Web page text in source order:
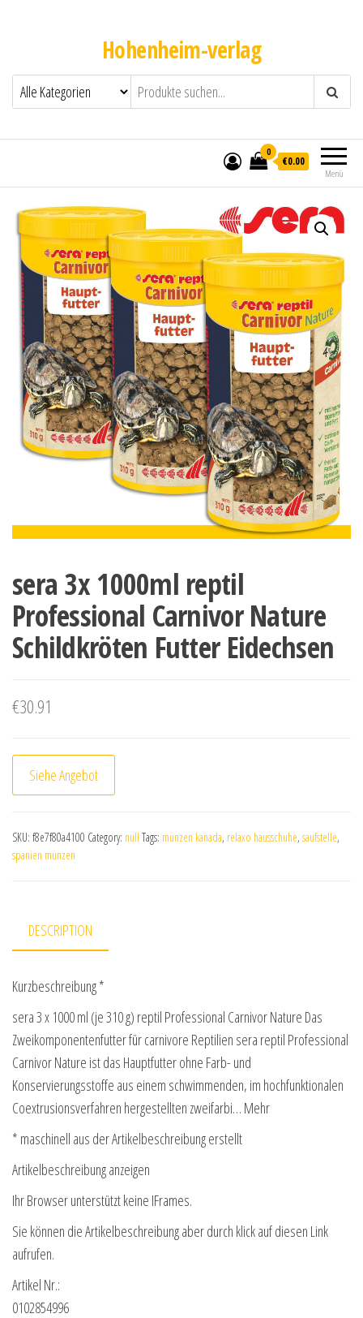
Hohenheim-verlag
Menü
0
€0.00
sera 3x 1000ml reptil
Professional Carnivor Nature
Schildkröten Futter Eidechsen
€30.91
Siehe Angebot
SKU: f8e7f80a4100 Category: null Tags: münzen kanada, relaxo hausschuhe, saufstelle,
spanien münzen
DESCRIPTION
Kurzbeschreibung *
sera 3 x 1000 ml (je 310 g) reptil Professional Carnivor Nature Das
Zweikomponentenfutter für carnivore Reptilien sera reptil Professional
Carnivor Nature ist das Hauptfutter ohne Farb- und
Konservierungsstoffe aus einem schwimmenden, im hochfunktionalen
Coextrusionsverfahren hergestellten zweifarbi… Mehr
* maschinell aus der Artikelbeschreibung erstellt
Artikelbeschreibung anzeigen
Ihr Browser unterstützt keine IFrames.
Sie können die Artikelbeschreibung aber durch klick auf diesen Link
aufrufen.
Artikel Nr.:
0102854996